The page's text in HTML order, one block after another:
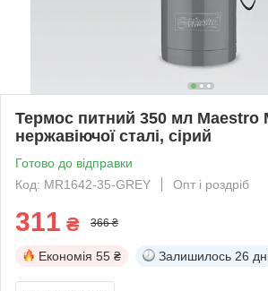
Термос питний 350 мл Maestro
нержавіючої сталі, сірий
Готово до відправки
Код: MR1642-35-GREY
Опт і роздріб
311 ₴ 366 ₴
Економія 55 ₴ Залишилось 26